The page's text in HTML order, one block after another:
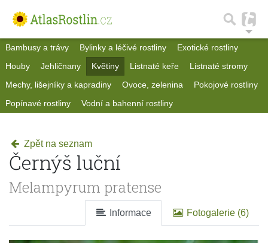
Bambusy a trávy Bylinky a léčivé rostliny
Exotické rostliny
Houby
Jehličnany Květiny Listnaté keře
Listnaté stromy
Mechy, lišejníky a kapradiny
Ovoce, zelenina
Pokojové rostliny
Popínavé rostliny
Vodní a bahenní rostliny
Zpět na seznam
Černýš luční
Melampyrum pratense
Informace Fotogalerie (6)